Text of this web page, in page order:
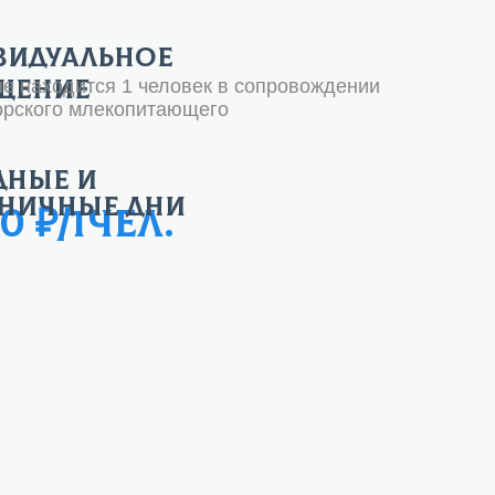
находится 1 человек в сопровождении
млекопитающего
₽/1чел.
и
дни